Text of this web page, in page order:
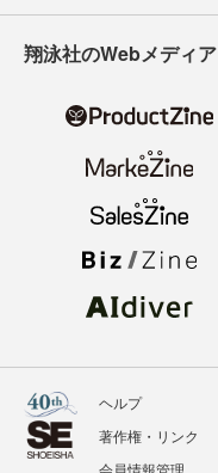
翔泳社のWebメディア
ヘルプ
著作権・リンク